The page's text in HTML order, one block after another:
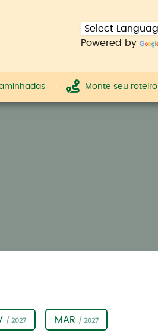
Powered by
Monte seu roteiro
/ 2027 MAR / 2027